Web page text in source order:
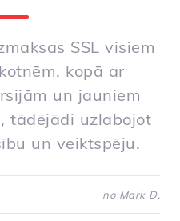
SSL visiem
kopā ar
un jauniem
tādējādi uzlabojot
un veiktspēju.
no Mark D.